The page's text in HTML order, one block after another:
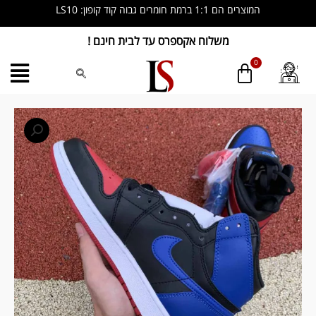
לתוכן
המוצרים הם 1:1 ברמת חומרים גבוה קוד קופון: LS10
משלוח אקספרס עד לבית חינם !
כמות
של
Jordan
1
Retro
Top
3